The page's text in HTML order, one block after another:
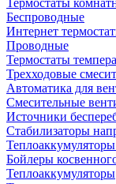
Беспроводные
Интернет
Проводные
Термостаты
Трехходовые
Автоматика для
Смесительные
Источники
Стабилизаторы
Бойлеры
Теплоаккумуляторы